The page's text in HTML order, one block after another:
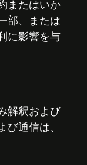
またはいか
部、または
に影響を与
解釈および
び通信は、